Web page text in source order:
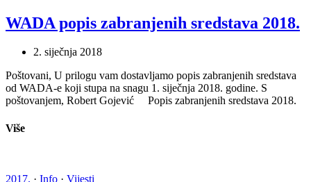
WADA popis zabranjenih sredstava 2018.
2. siječnja 2018
Poštovani, U prilogu vam dostavljamo popis zabranjenih sredstava
od WADA-e koji stupa na snagu 1. siječnja 2018. godine. S
poštovanjem, Robert Gojević Popis zabranjenih sredstava 2018.
Više
2017. · Info · Vijesti